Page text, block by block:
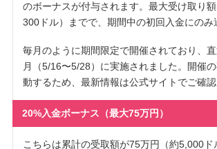
のボーナスが付与されます。最大受け取り
300ドル）までで、期間中の初回入金にのみ
毎月のように期間限定で開催されており、
月（5/16〜5/28）に実施されました。開催
動するため、最新情報は公式サイトでご確認
20%入金ボーナス（最大75万円）
こちらは累計の受取額が75万円（約5,000ド